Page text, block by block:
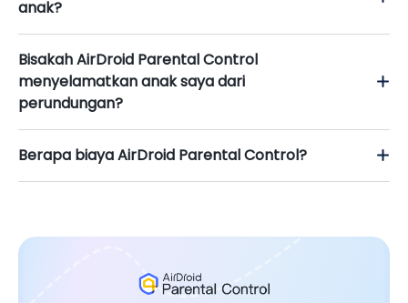
anak?
Bisakah AirDroid Parental Control
menyelamatkan anak saya dari
perundungan?
Berapa biaya AirDroid Parental Control?